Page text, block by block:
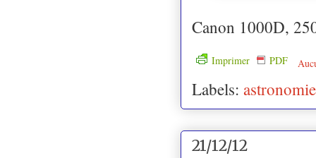
Canon 1000D,
Imprimer PDF
Labels: astronomie
21/12/12